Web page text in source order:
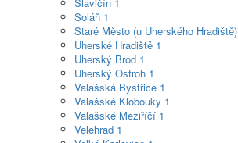
Soláň 1
Staré Město (u Uherského Hradiště)
Uherské Hradiště 1
Uherský Brod 1
Uherský Ostroh 1
Valašská Bystřice 1
Valašské Klobouky 1
Valašské Meziříčí 1
Velehrad 1